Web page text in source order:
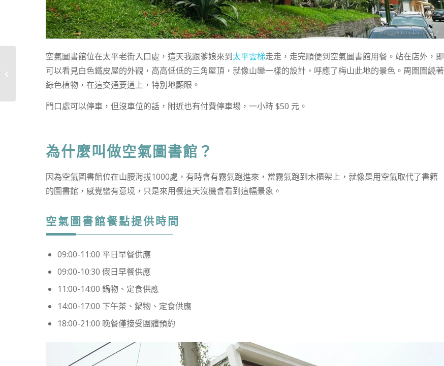
空氣圖書館位在太平老街入口處，這天我跟爹娘來到太平雲梯走走，走完順便到空氣圖書館用餐。站在店外，即
可以看見白色鐵皮屋的外觀，高高低低的三角屋頂，就像山鑾一樣的設計，呼應了梅山此地的景色。周圍圍繞著
綠色植物，在這交通要道上，特別地顯眼。
門口處可以停車，但沒車位的話，附近也有付費停車場，一小時 $50 元。
為什麼叫做空氣圖書館？
因為空氣圖書館位在山腰海拔1000處，有時會有霧氣跑進來，當霧氣跑到木櫃架上，就像是用空氣取代了書籍
的圖書館，感覺蠻有意境，只是來用餐這天沒機會看到這幅景象。
空氣圖書館餐點提供時間
09:00-11:00 平日早餐供應
09:00-10:30 假日早餐供應
11:00-14:00 鍋物、定食供應
14:00-17:00 下午茶、鍋物、定食供應
18:00-21:00 晚餐僅接受團體預約
葉綠宿站前館 – 川閱，
日式極簡臥榻市景房，